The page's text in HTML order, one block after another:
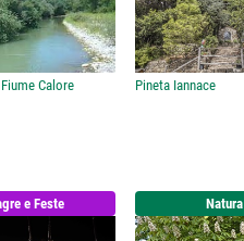
Calore Pineta Iannace
e Feste Natura